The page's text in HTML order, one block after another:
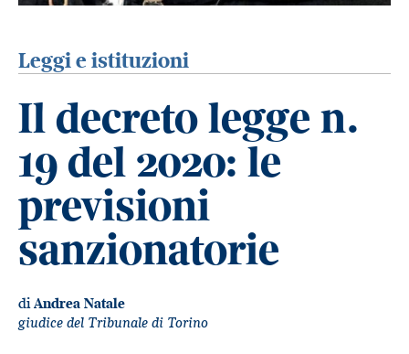
Leggi e istituzioni
Il decreto legge n.
19 del 2020: le
previsioni
sanzionatorie
diAndrea Natale
giudice del Tribunale di Torino